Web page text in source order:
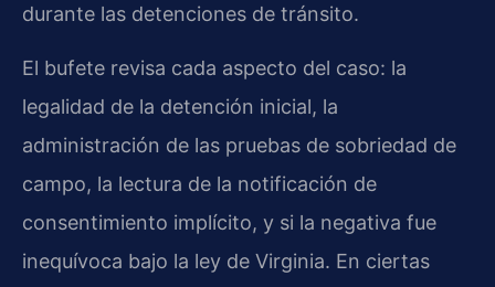
durante las detenciones de tránsito.
El bufete revisa cada aspecto del caso: la
legalidad de la detención inicial, la
administración de las pruebas de sobriedad de
campo, la lectura de la notificación de
consentimiento implícito, y si la negativa fue
inequívoca bajo la ley de Virginia. En ciertas